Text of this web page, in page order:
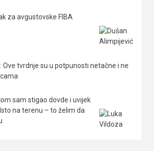
za avgustovske FIBA
​Ove tvrdnje su u potpunosti netačne i ne
sam stigao dovde i uvijek
na terenu – to želim da